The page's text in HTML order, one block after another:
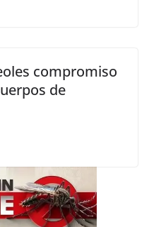
compromiso
de